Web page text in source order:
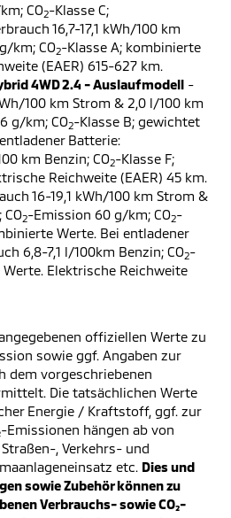
CO2-Klasse C;
16,7-17,1 kWh/100 km
km; CO2-Klasse A; kombinierte
(EAER) 615-627 km.
4WD 2.4 - Auslaufmodell -
100 km Strom & 2,0 l/100 km
g/km; CO2-Klasse B; gewichtet
Batterie:
km Benzin; CO2-Klasse F;
Reichweite (EAER) 45 km.
16-19,1 kWh/100 km Strom &
2-Emission 60 g/km; CO2-
Werte. Bei entladener
6,8-7,1 l/100km Benzin; CO2-
Elektrische Reichweite
offiziellen Werte zu
sowie ggf. Angaben zur
dem vorgeschriebenen
Die tatsächlichen Werte
Energie / Kraftstoff, ggf. zur
Emissionen hängen ab von
, Verkehrs- und
etc. Dies und
sowie Zubehör können zu
Verbrauchs- sowie CO₂-